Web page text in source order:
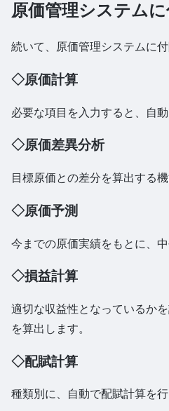
原価管理システム
続いて、原価管理システムに
◇原価計算
必要な項目を入力すると、自
◇原価差異分析
目標原価との差分を算出する
◇原価予測
今までの原価実績をもとに、
◇損益計算
適切な収益性となっているか
を算出します。
◇配賦計算
種類別に、自動で配賦計算を